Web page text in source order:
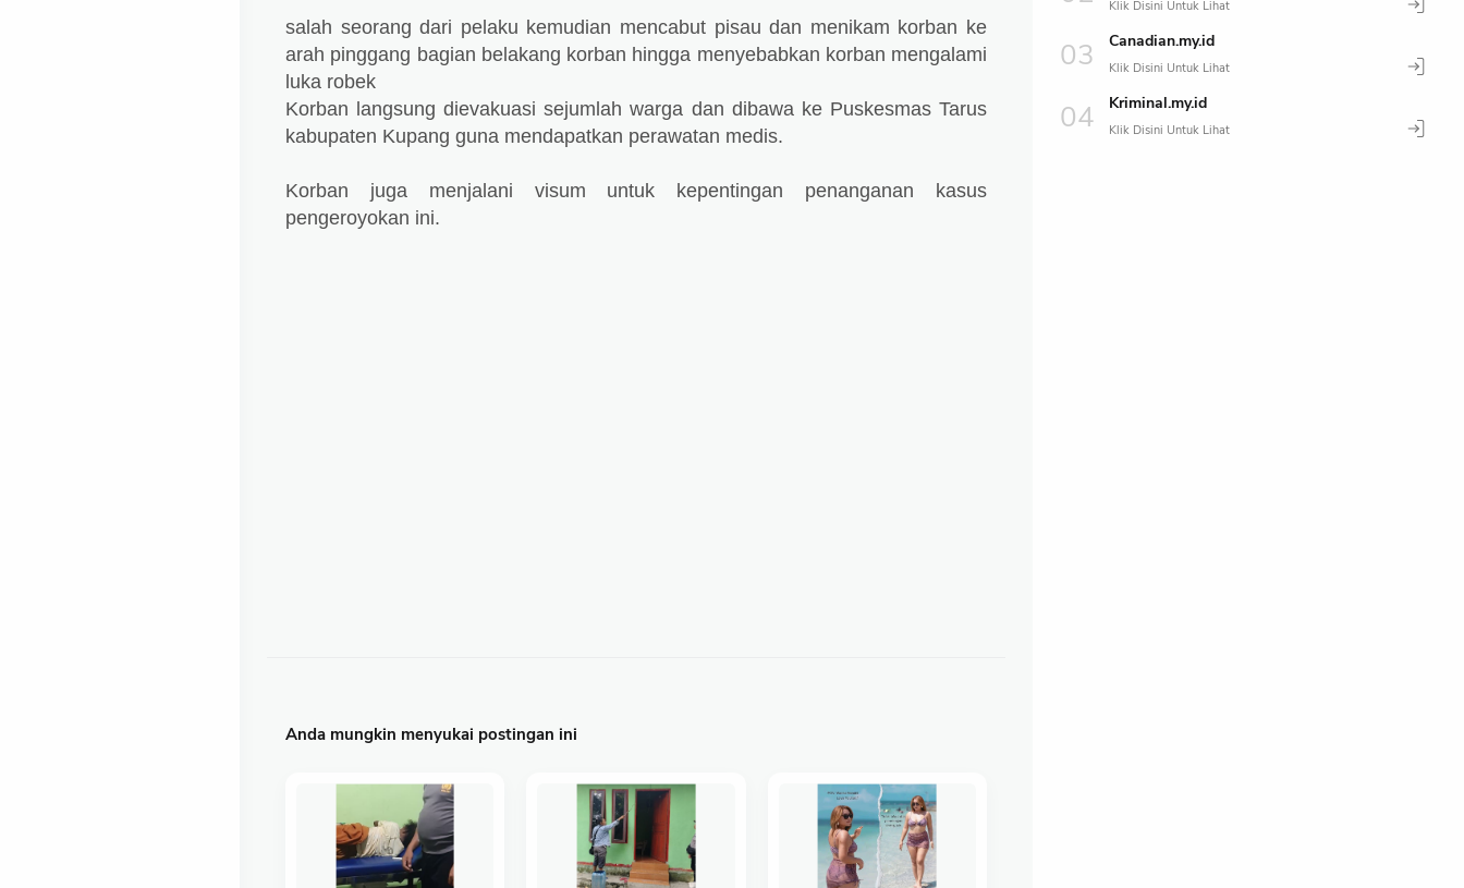
salah seorang dari pelaku kemudian mencabut pisau dan menikam korban ke
arah pinggang bagian belakang korban hingga menyebabkan korban mengalami
luka robek
Korban langsung dievakuasi sejumlah warga dan dibawa ke Puskesmas Tarus
kabupaten Kupang guna mendapatkan perawatan medis.
Korban juga menjalani visum untuk kepentingan penanganan kasus
pengeroyokan ini.
Anda mungkin menyukai postingan ini
Canadian.my.id
Kriminal.my.id